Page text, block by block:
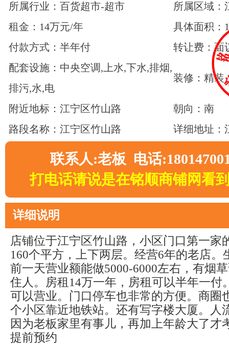
所属行业：百货超市-超市
所属区域：
租金：14万元/年
具体面积：
付款方式：半年付
转让费：面
配套设施：中央空调,上水,下水,排烟,
排污,水,电
装修：精装
附近地标：江宁区竹山路
朝向：南
路段名称：江宁区竹山路
详细地址：
联系人:老板 电话
打电话请说是在铭顺商铺网看
详细说明
店铺位于江宁区竹山路，小区门口第一家
160个平方，上下两层。经营6年的老店。
前一天营业额能做5000-6000左右，有烟
住人。房租14万一年，房租可以半年一付
可以营业。门口停车也非常的方便。商圈
个小区靠近地铁站。还有写字楼大厦。人
因为老板家里有事儿，再加上年龄大了才
提前预约